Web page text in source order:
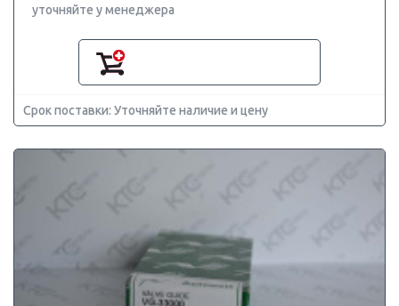
уточняйте у менеджера
Срок поставки: Уточняйте наличие и цену